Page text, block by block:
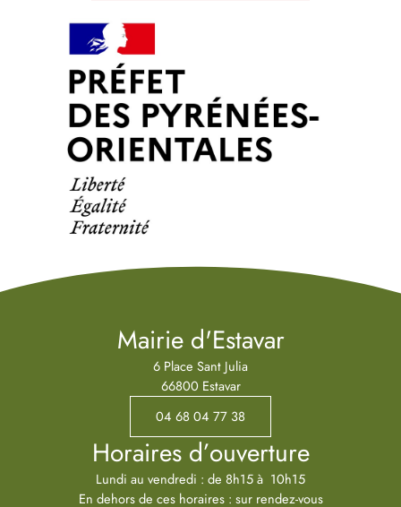
Mairie d'Estavar
6 Place Sant Julia
66800 Estavar
04 68 04 77 38
Horaires d’ouverture
Lundi au vendredi : de 8h15 à 10h15
En dehors de ces horaires : sur rendez-vous